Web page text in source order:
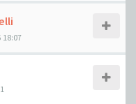
18:07